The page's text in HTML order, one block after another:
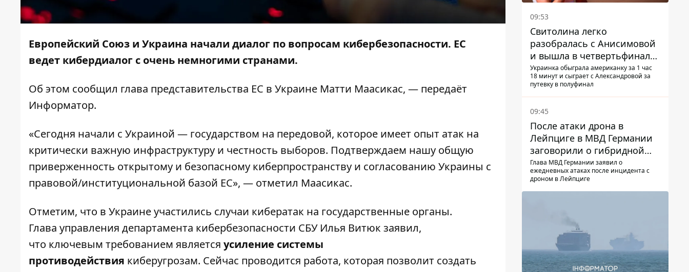
Европейский Союз и Украина начали диалог по вопросам кибербезопасности. ЕС
ведет кибердиалог с очень немногими странами.
Об этом сообщил глава представительства ЕС в Украине Матти Маасикас, — передаёт
Информатор.
«Сегодня начали с Украиной — государством на передовой, которое имеет опыт атак на
критически важную инфраструктуру и честность выборов. Подтверждаем нашу общую
приверженность открытому и безопасному киберпространству и согласованию Украины с
правовой/институциональной базой ЕС», — отметил Маасикас.
Отметим, что в Украине участились случаи кибератак на государственные органы.
Глава управления департамента кибербезопасности СБУ Илья Витюк заявил,
что ключевым требованием является усиление системы
противодействия киберугрозам. Сейчас проводится работа, которая позволит создать
09:53
Свитолина легко
разобралась с Анисимовой
и вышла в четвертьфинал
турнира в Торонто
Украинка обыграла американку за 1 час
18 минут и сыграет с Александровой за
путевку в полуфинал
09:45
После атаки дрона в
Лейпциге в МВД Германии
заговорили о гибридной
войне – мы ежедневно цель
Глава МВД Германии заявил о
ежедневных атаках после инцидента с
дроном в Лейпциге